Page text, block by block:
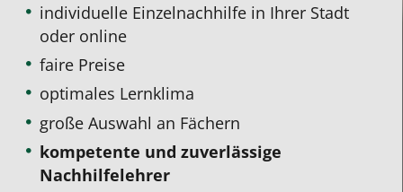
individuelle Einzelnachhilfe in Ihrer Stadt
oder online
faire Preise
optimales Lernklima
große Auswahl an Fächern
kompetente und zuverlässige
Nachhilfelehrer